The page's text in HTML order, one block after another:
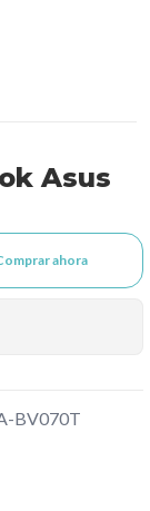
Asus
ahora
BV070T